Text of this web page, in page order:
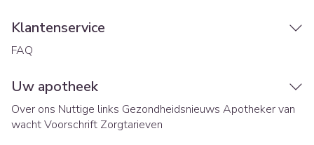
Klantenservice
FAQ
Uw apotheek
Over ons Nuttige links Gezondheidsnieuws Apotheker van
wachtVoorschrift Zorgtarieven